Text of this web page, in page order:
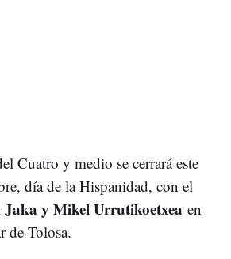
Cuatro y medio se cerrará este
día de la Hispanidad, con el
y Mikel Urrutikoetxea en
de Tolosa.